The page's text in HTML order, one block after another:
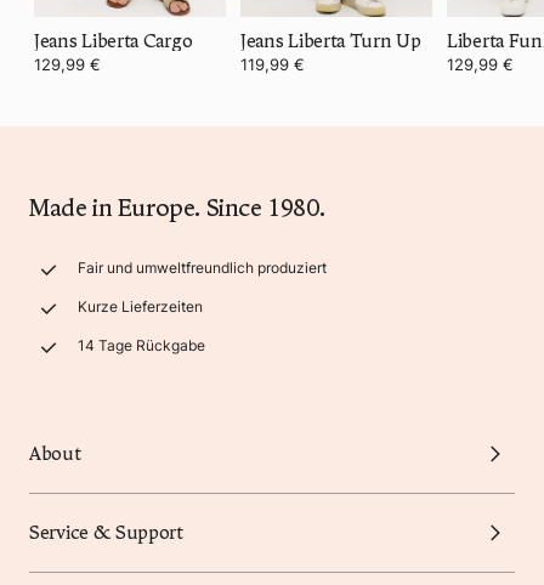
Jeans Liberta Cargo
129,99 €
Jeans Liberta Turn Up
119,99 € 129,99 €
Made in Europe. Since 1980.
Fair und umweltfreundlich produziert
Kurze Lieferzeiten
14 Tage Rückgabe
About
Service & Support